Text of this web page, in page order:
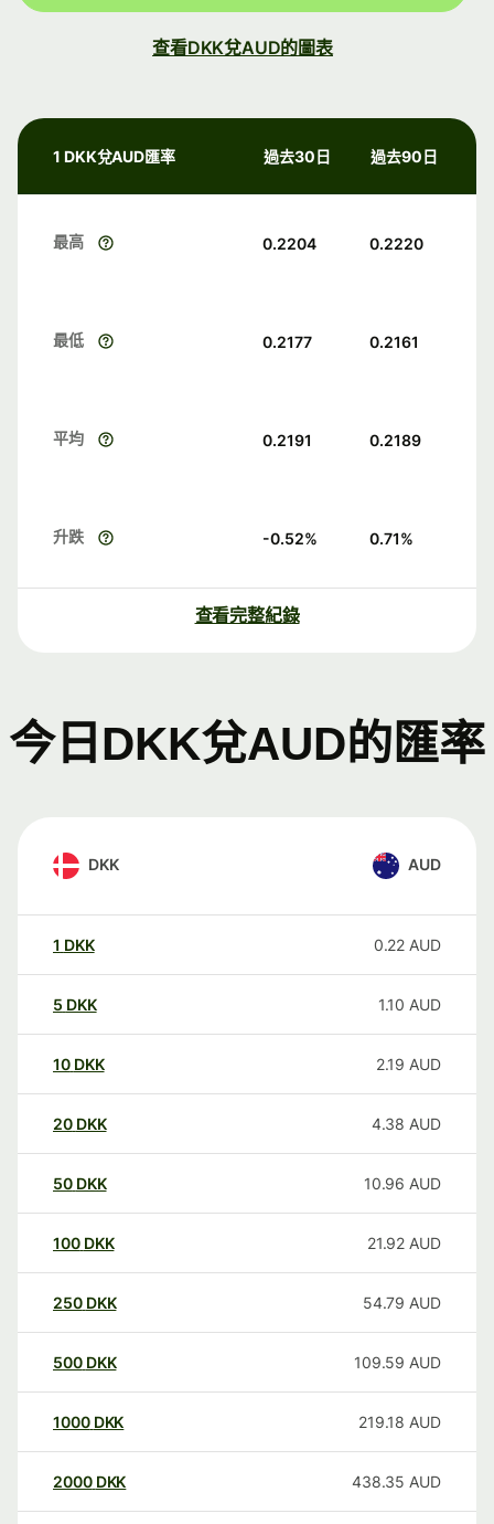
查看DKK兌AUD的圖表
1 DKK兌AUD匯率 過去30日 過去90日
最高 0.2204 0.2220
最低 0.2177 0.2161
平均 0.2191 0.2189
升跌 -0.52% 0.71%
查看完整紀錄
今日DKK兌AUD的匯率
DKK AUD
1 DKK 0.22 AUD
5 DKK 1.10 AUD
10 DKK 2.19 AUD
20 DKK 4.38 AUD
50 DKK 10.96 AUD
100 DKK 21.92 AUD
250 DKK 54.79 AUD
500 DKK 109.59 AUD
1000 DKK 219.18 AUD
2000 DKK 438.35 AUD